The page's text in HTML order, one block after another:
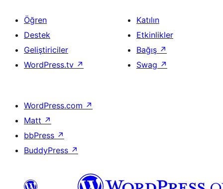
Öğren
Destek
Geliştiriciler
WordPress.tv ↗
Katılın
Etkinlikler
Bağış ↗
Swag ↗
WordPress.com ↗
Matt ↗
bbPress ↗
BuddyPress ↗